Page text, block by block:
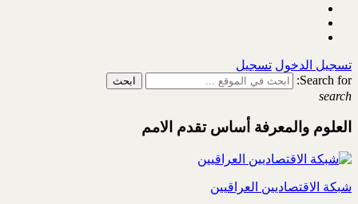
تسجيل الدخول تسجيل
Search for:
search
العلوم والمعرفة أساس تقدم الامم
شبكة الاقتصاديين العراقيين